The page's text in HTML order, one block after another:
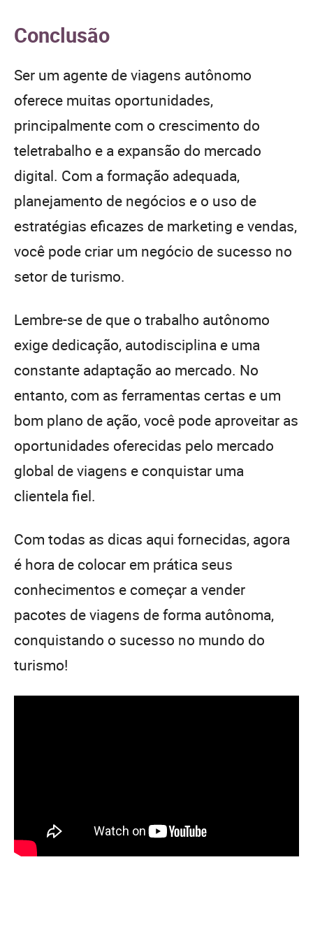
Conclusão
Ser um agente de viagens autônomo
oferece muitas oportunidades,
principalmente com o crescimento do
teletrabalho e a expansão do mercado
digital. Com a formação adequada,
planejamento de negócios e o uso de
estratégias eficazes de marketing e vendas,
você pode criar um negócio de sucesso no
setor de turismo.
Lembre-se de que o trabalho autônomo
exige dedicação, autodisciplina e uma
constante adaptação ao mercado. No
entanto, com as ferramentas certas e um
bom plano de ação, você pode aproveitar as
oportunidades oferecidas pelo mercado
global de viagens e conquistar uma
clientela fiel.
Com todas as dicas aqui fornecidas, agora
é hora de colocar em prática seus
conhecimentos e começar a vender
pacotes de viagens de forma autônoma,
conquistando o sucesso no mundo do
turismo!